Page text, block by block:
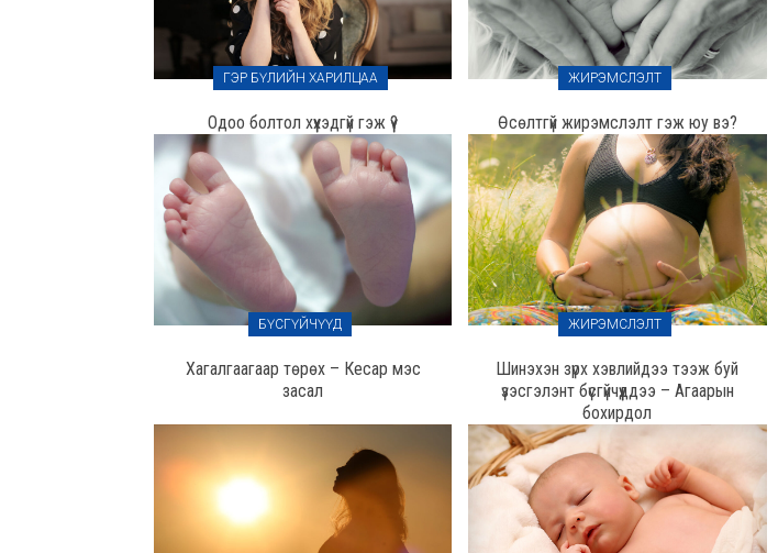
ГЭР БҮЛИЙН ХАРИЛЦАА
Одоо болтол хүүхэдгүй гэж үү?
ЖИРЭМСЛЭЛТ
Өсөлтгүй жирэмслэлт гэж юу вэ?
БҮСГҮЙЧҮҮД
Хагалгаагаар төрөх – Кесар мэс
засал
ЖИРЭМСЛЭЛТ
Шинэхэн зүрх хэвлийдээ тээж буй
үзэсгэлэнт бүсгүйчүүддээ – Агаарын
бохирдол